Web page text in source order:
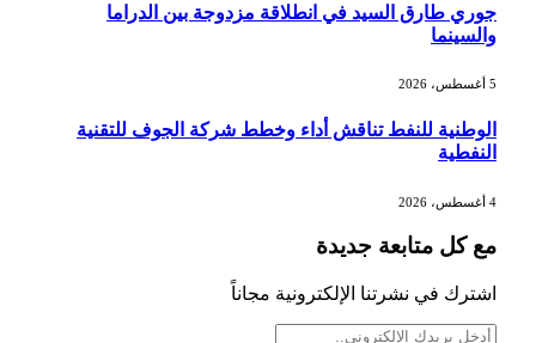
جوري طارق السيد في انطلاقة مزدوجة بين الدراما
والسينما
الوطنية للنفط تناقش أداء وخطط شركة الجوف للتقنية
النفطية
مع كل متابعة جديدة
اشترك في نشرتنا الإلكترونية مجاناً